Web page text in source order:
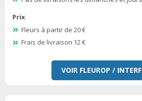
Prix
Fleurs à partir de 20 €
Frais de livraison 12 €
VOIR FLEUROP /